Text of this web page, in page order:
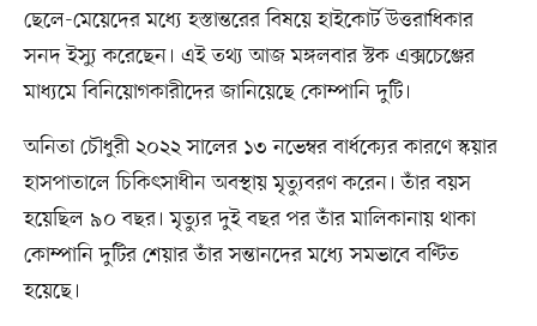
ছেলে-মেয়েদের মধ্যে হস্তান্তরের বিষয়ে হাইকোর্ট উত্তরাধিকার
সনদ ইস্যু করেছেন। এই তথ্য আজ মঙ্গলবার স্টক এক্সচেঞ্জের
মাধ্যমে বিনিয়োগকারীদের জানিয়েছে কোম্পানি দুটি।
অনিতা চৌধুরী ২০২২ সালের ১৩ নভেম্বর বার্ধক্যের কারণে স্কয়ার
হাসপাতালে চিকিৎসাধীন অবস্থায় মৃত্যুবরণ করেন। তাঁর বয়স
হয়েছিল ৯০ বছর। মৃত্যুর দুই বছর পর তাঁর মালিকানায় থাকা
কোম্পানি দুটির শেয়ার তাঁর সন্তানদের মধ্যে সমভাবে বণ্টিত
হয়েছে।